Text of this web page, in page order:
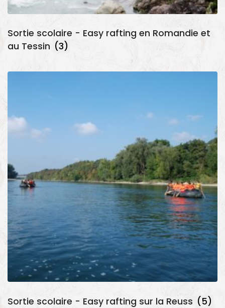
Sortie scolaire - Easy rafting en Romandie et
au Tessin (3)
Sortie scolaire - Easy rafting sur la Reuss (5)